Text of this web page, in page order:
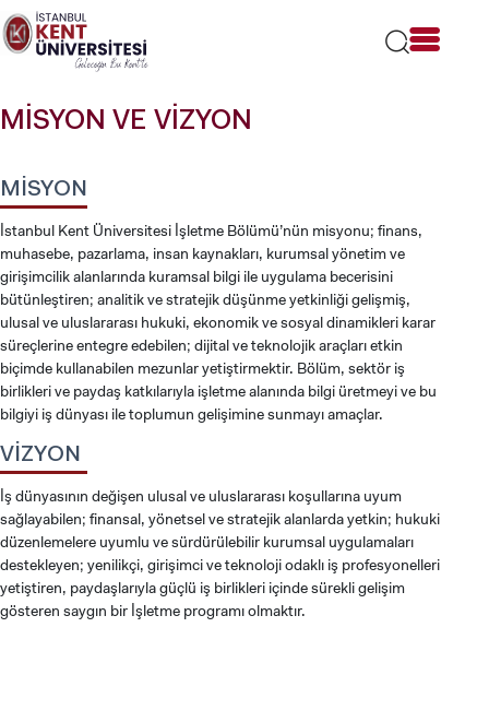
Lütfen
dikkat:
Bu
bir
içerir.
MİSYON VE VİZYON
MİSYON
İstanbul Kent Üniversitesi İşletme Bölümü’nün misyonu; finans,
muhasebe, pazarlama, insan kaynakları, kurumsal yönetim ve
girişimcilik alanlarında kuramsal bilgi ile uygulama becerisini
bütünleştiren; analitik ve stratejik düşünme yetkinliği gelişmiş,
ulusal ve uluslararası hukuki, ekonomik ve sosyal dinamikleri karar
süreçlerine entegre edebilen; dijital ve teknolojik araçları etkin
biçimde kullanabilen mezunlar yetiştirmektir. Bölüm, sektör iş
birlikleri ve paydaş katkılarıyla işletme alanında bilgi üretmeyi ve bu
bilgiyi iş dünyası ile toplumun gelişimine sunmayı amaçlar.
VİZYON
İş dünyasının değişen ulusal ve uluslararası koşullarına uyum
sağlayabilen; finansal, yönetsel ve stratejik alanlarda yetkin; hukuki
düzenlemelere uyumlu ve sürdürülebilir kurumsal uygulamaları
destekleyen; yenilikçi, girişimci ve teknoloji odaklı iş profesyonelleri
yetiştiren, paydaşlarıyla güçlü iş birlikleri içinde sürekli gelişim
gösteren saygın bir İşletme programı olmaktır.